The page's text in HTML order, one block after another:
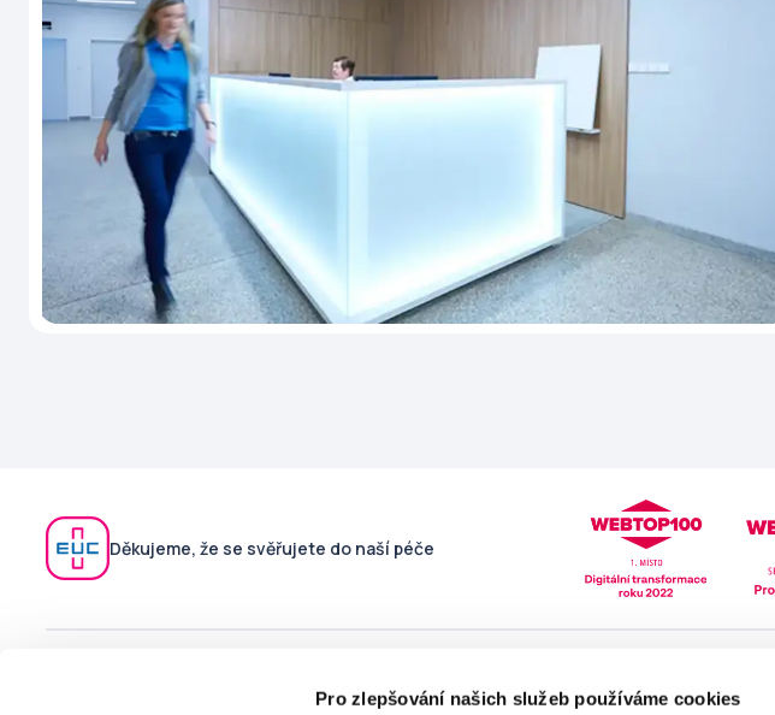
Pro zlepšování našich služeb používáme cookies
Děkujeme, že se svěřujete do naší péče
V případě technických potíží s aplikací kontaktujte podporu
nebo zavolejte na telefonní číslo 226 226
Pomoc